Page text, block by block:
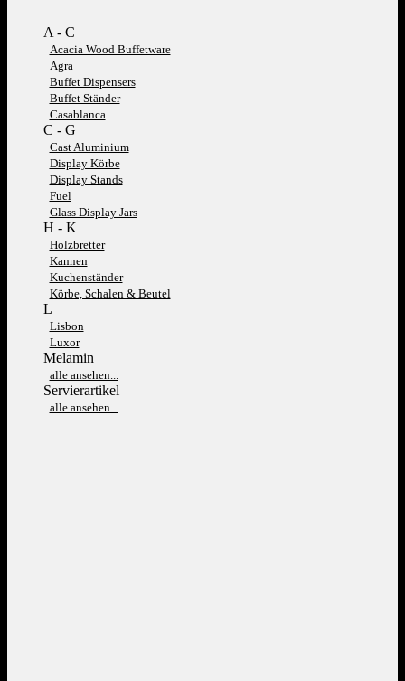
A - C
Acacia Wood Buffetware
Agra
Buffet Dispensers
Buffet Ständer
Casablanca
C - G
Cast Aluminium
Display Körbe
Display Stands
Fuel
Glass Display Jars
H - K
Holzbretter
Kannen
Kuchenständer
Körbe, Schalen & Beutel
L
Lisbon
Luxor
Melamin
alle ansehen...
Servierartikel
alle ansehen...